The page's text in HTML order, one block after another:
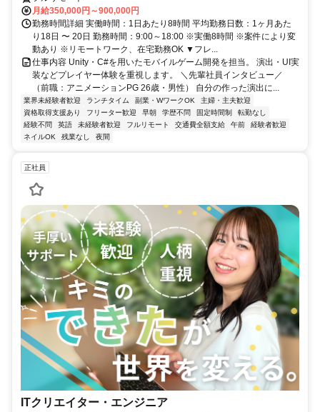
月給350,000円～900,000円
勤務時間詳細 実働時間：1日あたり8時間 平均勤務日数：1ヶ月あた
り18日 〜 20日 勤務時間：9:00～18:00 ※実働8時間 ※案件により変
動あり ※リモートワーク、在宅勤務OK ▼フレ...
仕事内容 Unity・C#を用いたモバイルゲーム開発を担当。 演出・UI実
装などプレイヤー体験を重視します。 ＼先輩社員インタビュー／
（前職：アニメーションPG 26歳・男性） 自分の作った演出に...
業界未経験者歓迎 ランチタイム 副業・WワークOK
主婦・主夫歓迎
資格取得支援あり
フリーター歓迎 早朝 学歴不問 固定時間制
転勤なし
経験不問
英語 未経験者歓迎 フルリモート 交通費全額支給 午前
経験者歓迎
ネイルOK
残業なし 夜間
正社員
ITクリエイター・エンジニア